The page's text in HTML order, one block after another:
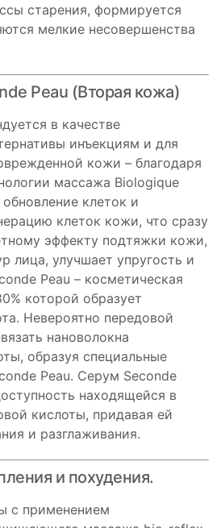
старения, формируется
мелкие несовершенства
Peau (Вторая кожа)
в качестве
инъекциям и для
кожи – благодаря
массажа Biologique
клеток и
клеток кожи, что сразу
эффекту подтяжки кожи,
лица, улучшает упругость и
Peau – косметическая
которой образует
Невероятно передовой
нановолокна
образуя специальные
Peau. Серум Seconde
находящейся в
кислоты, придавая ей
и разглаживания.
и похудения.
с применением